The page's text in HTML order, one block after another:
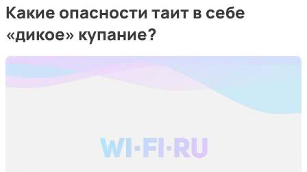
Какие опасности таит в себе
«дикое» купание?